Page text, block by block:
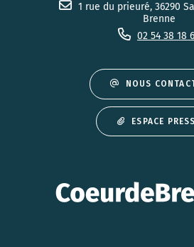
1 rue du prieuré, 36290
Brenne
02 54 38 18
NOUS
ESPACE